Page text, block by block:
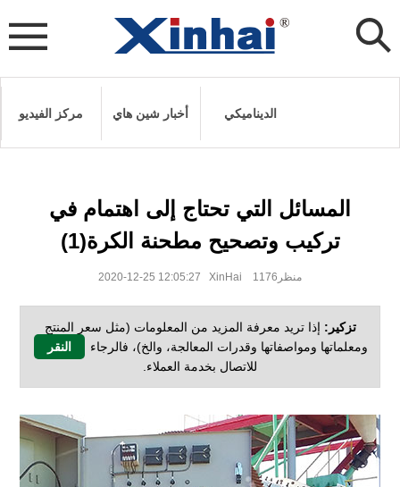
مركز الفيديو أخبار شين هاي الديناميكي
المسائل التي تحتاج إلى اهتمام في
تركيب وتصحيح مطحنة الكرة(1)
2020-12-25 12:05:27 XinHai منظر1176
تزكير: إذا تريد معرفة المزيد من المعلومات (مثل سعر المنتج
ومعلماتها ومواصفاتها وقدرات المعالجة، والخ)، فالرجاء
النقر
للاتصال بخدمة العملاء.